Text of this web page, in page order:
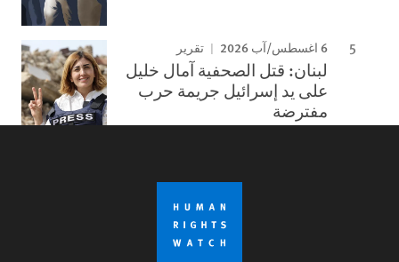
6 اغسطس/آب 2026 تقرير
لبنان: قتل الصحفية آمال خليل
على يد إسرائيل جريمة حرب
مفترضة